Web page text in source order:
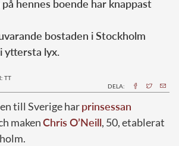
hennes boende har knappast
bostaden i Stockholm
yttersta lyx.
TT
DELA:
till Sverige harprinsessan
makenChris O’Neill, 50, etablerat